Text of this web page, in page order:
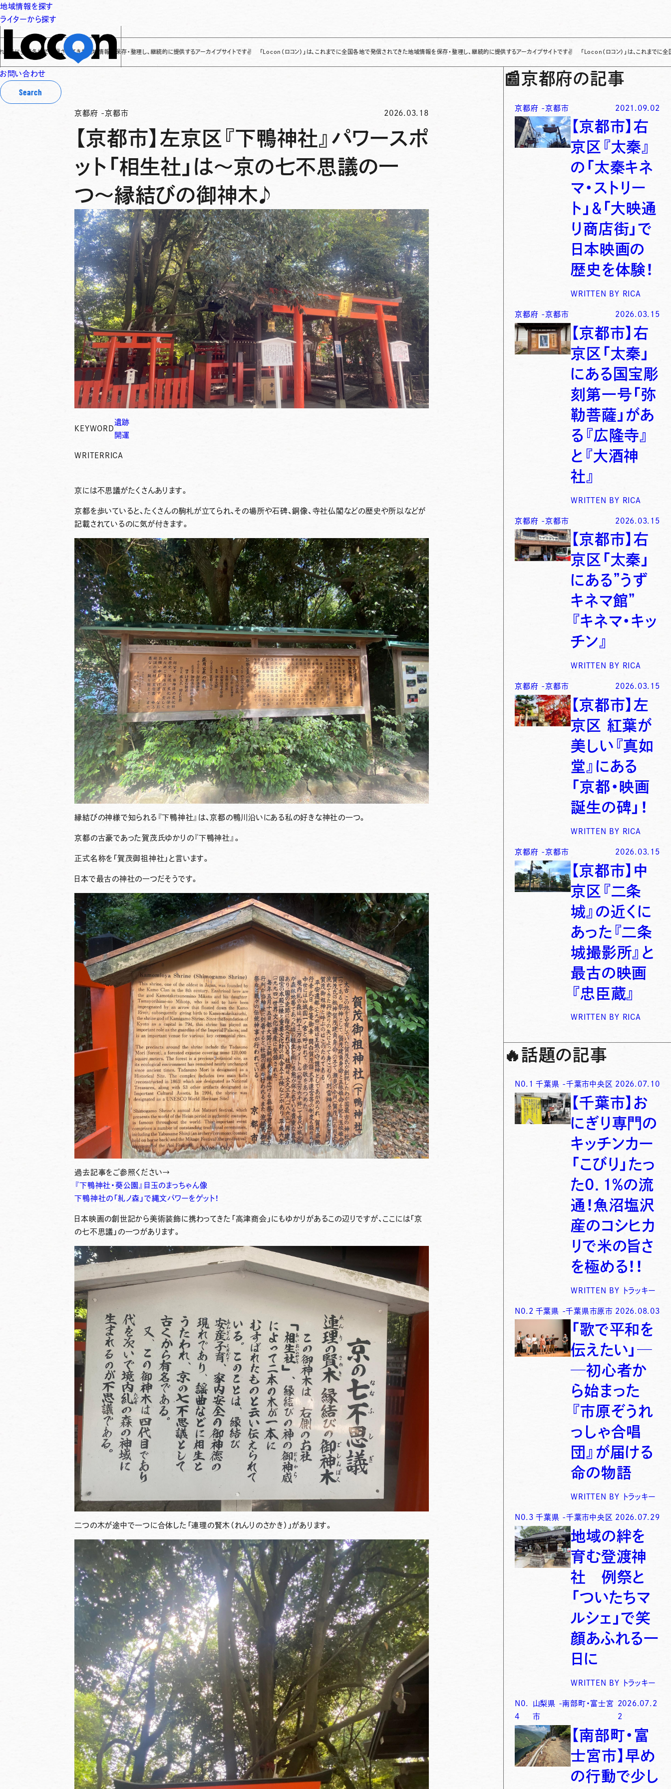
地域情報を探す
ライターから探す
お問い合わせ
Search
で発信されてきた地域情報を保存・整理し、継続的に提供するアーカイブサイトです✌ 「Locon（ロコン）」は、これまでに全国各地で発信されてきた地域情報を保存・整理し、継続的に提供するアーカイブサイトです✌ 「Locon（ロコン）」は、これまでに全国各地で発信
京都府 -京都市 2026.03.18
【京都市】左京区『下鴨神社』パワースポ
ット「相生社」は〜京の七不思議の一
つ〜縁結びの御神木♪
KEYWORD
遺跡
開運
WRITER RICA
京には不思議がたくさんあります。
京都を歩いていると、たくさんの駒札が立てられ、その場所や石碑、銅像、寺社仏閣などの歴史や所以などが
記載されているのに気が付きます。
縁結びの神様で知られる『下鴨神社』は、京都の鴨川沿いにある私の好きな神社の一つ。
京都の古豪であった賀茂氏ゆかりの『下鴨神社』。
正式名称を「賀茂御祖神社」と言います。
日本で最古の神社の一つだそうです。
過去記事をご参照ください→
『下鴨神社・葵公園』目玉のまっちゃん像
下鴨神社の「糺ノ森」で縄文パワーをゲット！
日本映画の創世記から美術装飾に携わってきた「高津商会」にもゆかりがあるこの辺りですが、ここには「京
の七不思議」の一つがあります。
二つの木が途中で一つに合体した「連理の賢木（れんりのさかき） 」があります。
📰京都府の記事
京都府 -京都市 2021.09.02
【京都市】右
京区『太秦』
の「太秦キネ
マ・ストリー
ト」＆「大映通
り商店街」で
日本映画の
歴史を体験！
WRITTEN BY RICA
京都府 -京都市 2026.03.15
【京都市】右
京区「太秦」
にある国宝彫
刻第一号「弥
勒菩薩」があ
る『広隆寺』
と『大酒神
社』
WRITTEN BY RICA
京都府 -京都市 2026.03.15
【京都市】右
京区「太秦」
にある”うず
キネマ館”
『キネマ・キッ
チン』
WRITTEN BY RICA
京都府 -京都市 2026.03.15
【京都市】左
京区 紅葉が
美しい『真如
堂』にある
「京都・映画
誕生の碑」！
WRITTEN BY RICA
京都府 -京都市 2026.03.15
【京都市】中
京区『二条
城』の近くに
あった『二条
城撮影所』と
最古の映画
『忠臣蔵』
WRITTEN BY RICA
🔥 話題の記事
N0. 1 千葉県 -千葉市中央区 2026.07.10
【千葉市】お
にぎり専門の
キッチンカー
「こびり」たっ
た0．1％の流
通！魚沼塩沢
産のコシヒカ
リで米の旨さ
を極める！！
WRITTEN BY トラッキー
N0. 2 千葉県 -千葉県市原市 2026.08.03
「歌で平和を
伝えたい」─
─初心者か
ら始まった
『市原ぞうれ
っしゃ合唱
団』が届ける
命の物語
WRITTEN BY トラッキー
N0. 3 千葉県 -千葉市中央区 2026.07.29
地域の絆を
育む登渡神
社 例祭と
「ついたちマ
ルシェ」で笑
顔あふれる一
日に
WRITTEN BY トラッキー
N0.
4
山梨県 -南部町・富士宮
市
2026.07.2
2
【南部町・富
士宮市】早め
の行動で少し